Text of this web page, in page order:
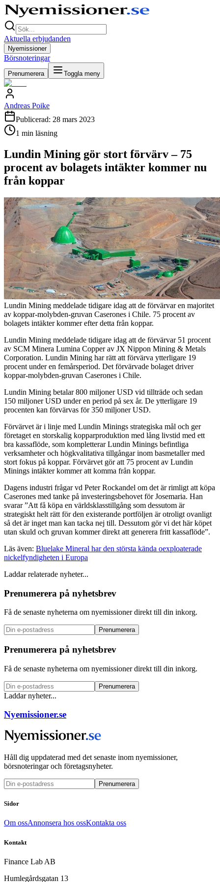
Aktuella erbjudanden
Nyemissioner
Börsnoteringar
Prenumerera Toggla meny
Andreas Poike
Publicerad: 28 mars 2023
1 min läsning
Lundin Mining gör stort förvärv – 75
procent av bolagets intäkter kommer nu
från koppar
Lundin Mining meddelade tidigare idag att de förvärvar en majoritet
av koppar-molybden-gruvan Caserones i Chile. 75 procent av
bolagets intäkter kommer efter detta från koppar.
Lundin Mining meddelade tidigare idag att de förvärvar 51 procent
av SCM Minera Lumina Copper av JX Nippon Mining & Metals
Corporation. Lundin Mining har rätt att förvärva ytterligare 19
procent under en femårsperiod. Det förvärvade bolaget driver
koppar-molybden-gruvan Caserones i Chile.
Lundin Mining betalar 800 miljoner USD vid tillträde och sedan
150 miljoner USD under en period på sex år. De ytterligare 19
procenten kan förvärvas för 350 miljoner USD.
Förvärvet är i linje med Lundin Minings strategiska mål och ger
företaget en storskalig kopparproduktion med lång livstid med ett
bra kassaflöde, som kompletterar Lundin Minings befintliga
verksamheter och högkvalitativa tillgångar inom basmetaller med
stort fokus på koppar. Förvärvet gör att 75 procent av Lundin
Minings intäkter kommer att komma från koppar.
Dagens industri frågar vd Peter Rockandel om det är rimligt att köpa
Caserones med tanke på investeringsbehovet för Josemaria. Han
svarar ”Att få köpa en världsklasstillgång som dessutom är
strategiskt helt rätt för den existerande portföljen är otroligt ovanligt
så det är inget man kan tacka nej till. Dessutom gör vi det här köpet
utan skuld och gruvan kommer direkt att generera fritt kassaflöde”.
Läs även: Bluelake Mineral har den största kända oexploaterade
nickelfyndigheten i Europa
Laddar relaterade nyheter...
Prenumerera på nyhetsbrev
Få de senaste nyheterna om nyemissioner direkt till din inkorg.
Prenumerera
Prenumerera på nyhetsbrev
Få de senaste nyheterna om nyemissioner direkt till din inkorg.
Prenumerera
Laddar nyheter...
Nyemissioner.se
Håll dig uppdaterad med det senaste inom nyemissioner,
börsnoteringar och företagsnyheter.
Prenumerera
Sidor
Om ossAnnonsera hos ossKontakta oss
Kontakt
Finance Lab AB
Humlegårdsgatan 13